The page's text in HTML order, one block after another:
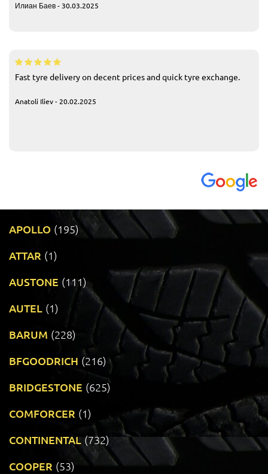
Илиан Баев - 30.03.2025
Fast tyre delivery on decent prices and quick tyre exchange.
Anatoli Iliev - 20.02.2025
APOLLO (195)
ATTAR (1)
AUSTONE (111)
AUTEL (1)
BARUM (228)
BFGOODRICH (216)
BRIDGESTONE (625)
COMFORCER (1)
CONTINENTAL (732)
COOPER (53)